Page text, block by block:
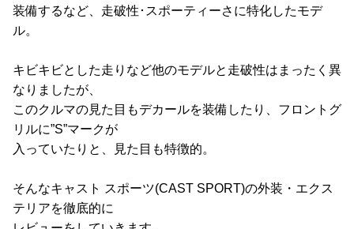
装備するなど、走破性･スポーティーさに特化したモデ
ル。
キビキビとした走りなど他のモデルと走破性はまったく異
なりましたが、
このクルマの見た目もデカールを装備したり、フロントグ
リルに”S”マークが
入っていたりと、見た目も特徴的。
そんなキャスト スポーツ(CAST SPORT)の外装・エクス
テリアを徹底的に